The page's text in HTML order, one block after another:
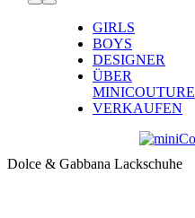
Toggle
Navigation
GIRLS
BOYS
DESIGNER
ÜBER
MINICOUTURE
VERKAUFEN
Dolce & Gabbana Lackschuhe